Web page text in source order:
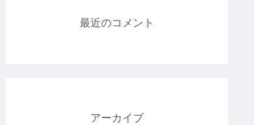
最近のコメント
アーカイブ